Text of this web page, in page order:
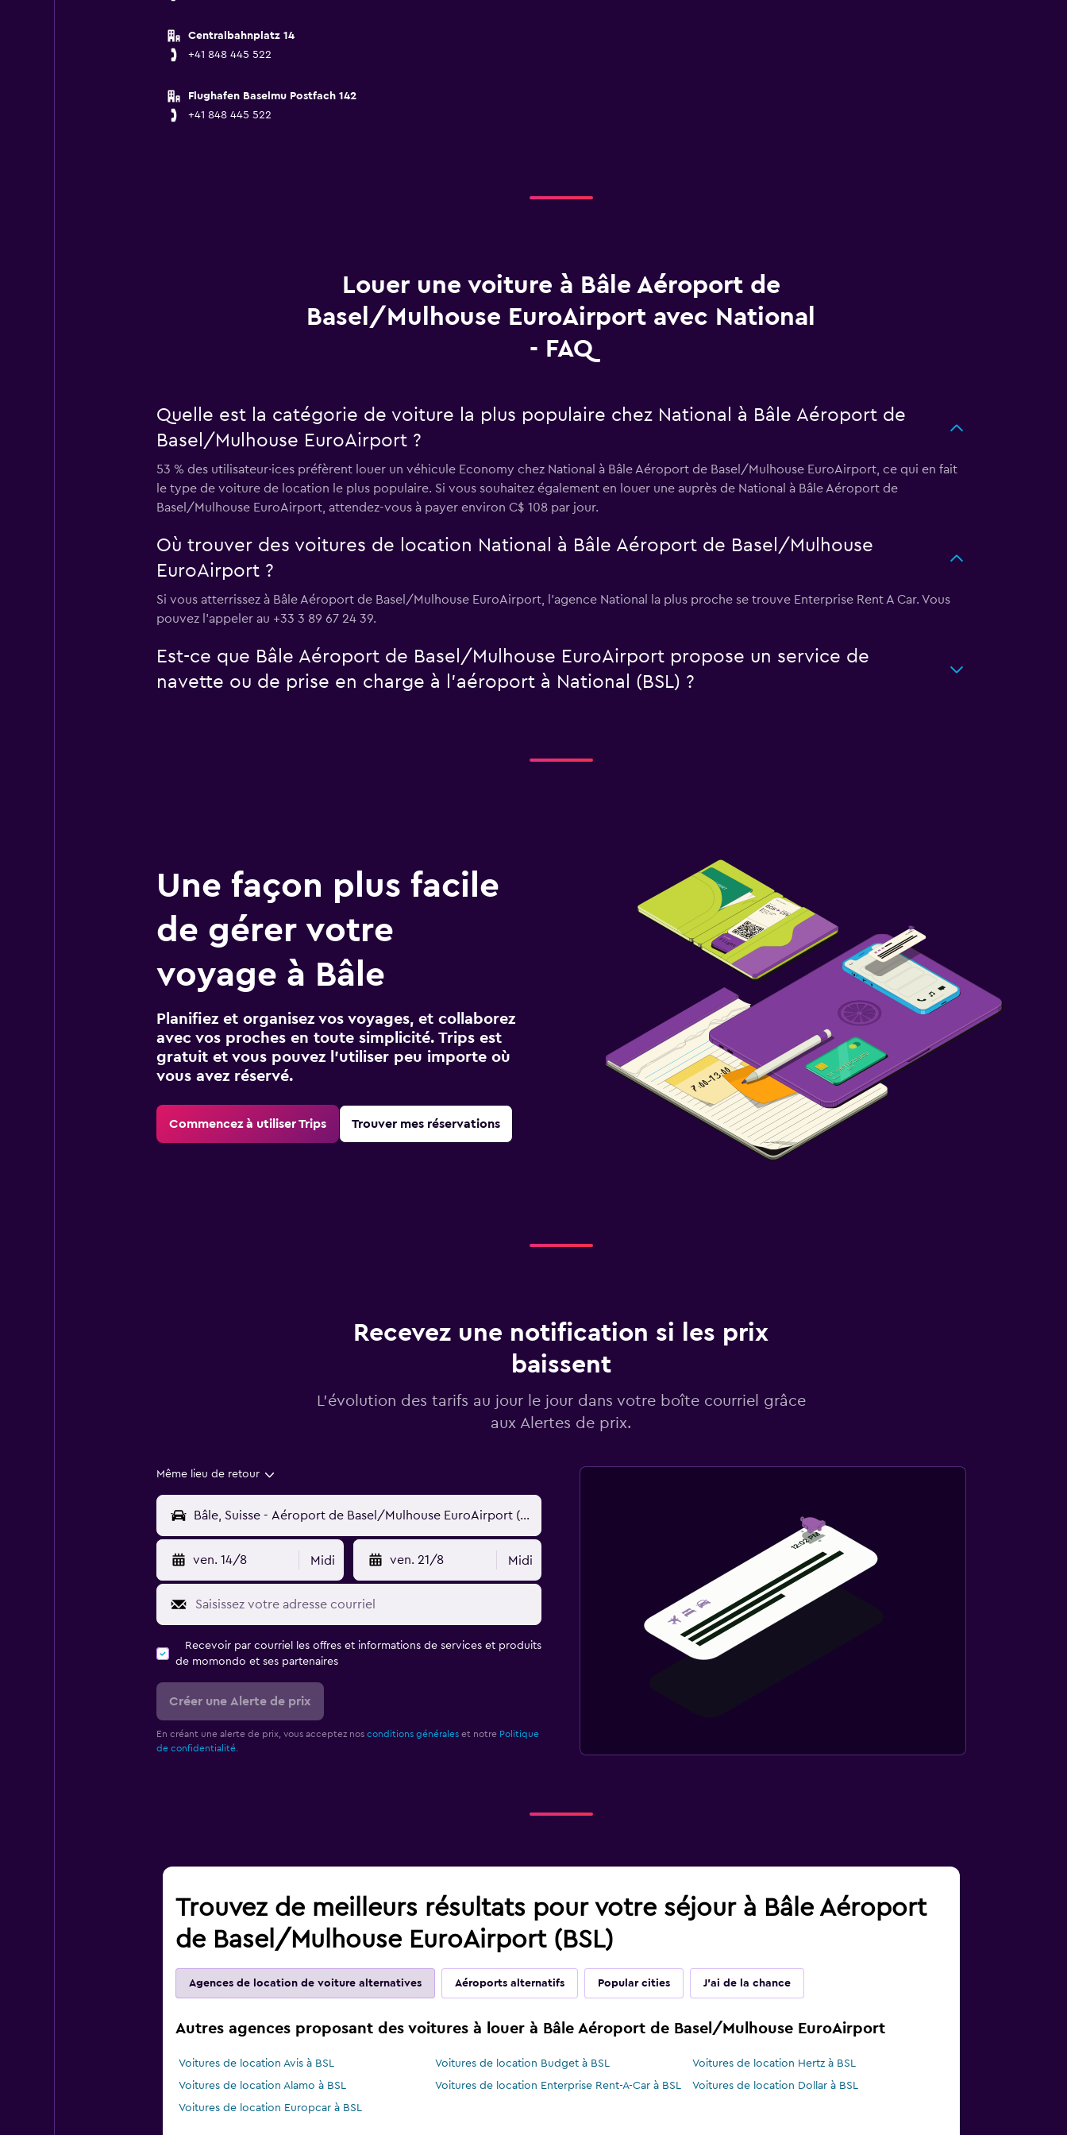
Centralbahnplatz 14
+41 848 445 522
Flughafen Baselmu Postfach 142
+41 848 445 522
Louer une voiture à Bâle Aéroport de
Basel/Mulhouse EuroAirport avec National
- FAQ
Quelle est la catégorie de voiture la plus populaire chez National à Bâle Aéroport de
Basel/Mulhouse EuroAirport ?
53 % des utilisateur·ices préfèrent louer un véhicule Economy chez National à Bâle Aéroport de Basel/Mulhouse EuroAirport, ce qui en fait
le type de voiture de location le plus populaire. Si vous souhaitez également en louer une auprès de National à Bâle Aéroport de
Basel/Mulhouse EuroAirport, attendez-vous à payer environ C$ 108 par jour.
Où trouver des voitures de location National à Bâle Aéroport de Basel/Mulhouse
EuroAirport ?
Si vous atterrissez à Bâle Aéroport de Basel/Mulhouse EuroAirport, l’agence National la plus proche se trouve Enterprise Rent A Car. Vous
pouvez l’appeler au +33 3 89 67 24 39.
Est-ce que Bâle Aéroport de Basel/Mulhouse EuroAirport propose un service de
navette ou de prise en charge à l’aéroport à National (BSL) ?
Une façon plus facile
de gérer votre
voyage à Bâle
Planifiez et organisez vos voyages, et collaborez
avec vos proches en toute simplicité. Trips est
gratuit et vous pouvez l’utiliser peu importe où
vous avez réservé.
Commencez à utiliser Trips Trouver mes réservations
Recevez une notification si les prix
baissent
L’évolution des tarifs au jour le jour dans votre boîte courriel grâce
aux Alertes de prix.
Même lieu de retour
ven. 14/8 Midi ven. 21/8 Midi
Recevoir par courriel les offres et informations de services et produits
de momondo et ses partenaires
Créer une Alerte de prix
En créant une alerte de prix, vous acceptez nos conditions généraleset notre Politique
de confidentialité.
Trouvez de meilleurs résultats pour votre séjour à Bâle Aéroport
de Basel/Mulhouse EuroAirport (BSL)
Agences de location de voiture alternatives Aéroports alternatifs Popular cities J'ai de la chance
Autres agences proposant des voitures à louer à Bâle Aéroport de Basel/Mulhouse EuroAirport
Voitures de location Avis à BSL Voitures de location Budget à BSL
Voitures de location Hertz à BSL
Voitures de location Alamo à BSL
Voitures de location Enterprise Rent-A-Car à BSL
Voitures de location Dollar à BSL
Voitures de location Europcar à BSL